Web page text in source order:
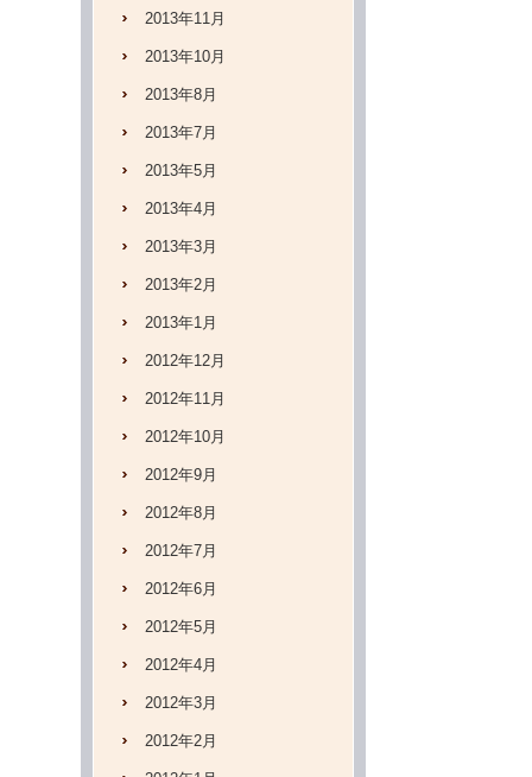
2013年11月
2013年10月
2013年8月
2013年7月
2013年5月
2013年4月
2013年3月
2013年2月
2013年1月
2012年12月
2012年11月
2012年10月
2012年9月
2012年8月
2012年7月
2012年6月
2012年5月
2012年4月
2012年3月
2012年2月